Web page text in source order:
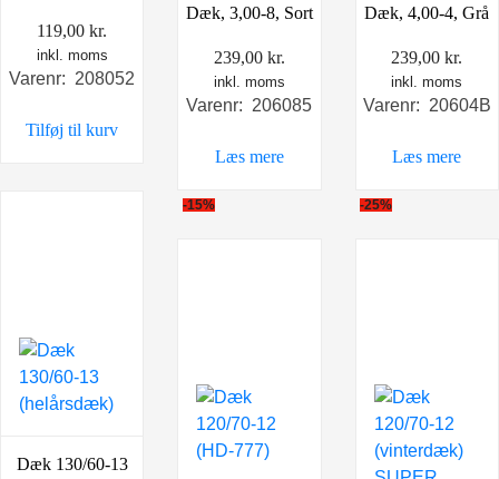
119,00kr.
inkl. moms
Varenr: 208052
Tilføj til kurv
Dæk, 3,00-8, Sort
239,00 kr.
inkl. moms
Varenr: 206085
Læs mere
Dæk, 4,00-4, Grå
239,00kr.
inkl. moms
Varenr: 20604B
Læs mere
Dæk 130/60-13
-15% -25%